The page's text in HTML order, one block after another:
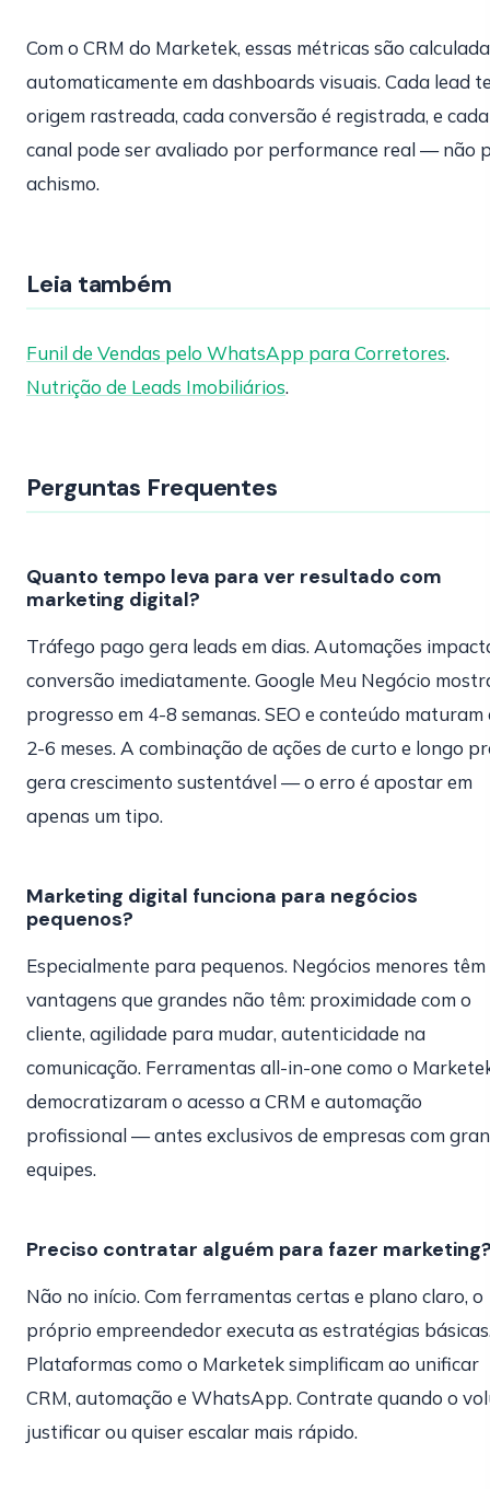
Com o CRM do Marketek, essas métricas são
automaticamente em dashboards visuais. Cada lead
origem rastreada, cada conversão é registrada, e cada
canal pode ser avaliado por performance real — não
achismo.
Leia também
Funil de Vendas pelo WhatsApp para Corretores.
Nutrição de Leads Imobiliários.
Perguntas Frequentes
Quanto tempo leva para ver resultado com
marketing digital?
Tráfego pago gera leads em dias. Automações
conversão imediatamente. Google Meu Negócio
progresso em 4-8 semanas. SEO e conteúdo maturam
2-6 meses. A combinação de ações de curto e longo
gera crescimento sustentável — o erro é apostar em
apenas um tipo.
Marketing digital funciona para negócios
pequenos?
Especialmente para pequenos. Negócios menores têm
vantagens que grandes não têm: proximidade com o
cliente, agilidade para mudar, autenticidade na
comunicação. Ferramentas all-in-one como o
democratizaram o acesso a CRM e automação
profissional — antes exclusivos de empresas com
equipes.
Preciso contratar alguém para fazer
Não no início. Com ferramentas certas e plano claro, o
próprio empreendedor executa as estratégias
Plataformas como o Marketek simplificam ao unificar
CRM, automação e WhatsApp. Contrate quando o
justificar ou quiser escalar mais rápido.